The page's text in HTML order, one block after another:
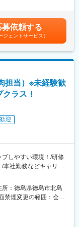
フード＆ドラッグ」と
めの増員募集となり
おります。
業務を教えていただ
目指していただきま
、店舗数も10年間
おります。
クレーム対応、店舗
す！
る方にとっても、学
を目指していただき
店舗の管理をお任せ
目には主任として、
での商品戦略や販促
だくことも可能で
環境です！賃金はあく
する可能性がありま
。
募依頼する
ジェントサービス）
担当）※未経験歓
ラス！
迎
しやすい環境！/研修
社勤務などキャリア
お任せいたします。
等
：徳島県徳島市北島
煙変更の範囲：会社